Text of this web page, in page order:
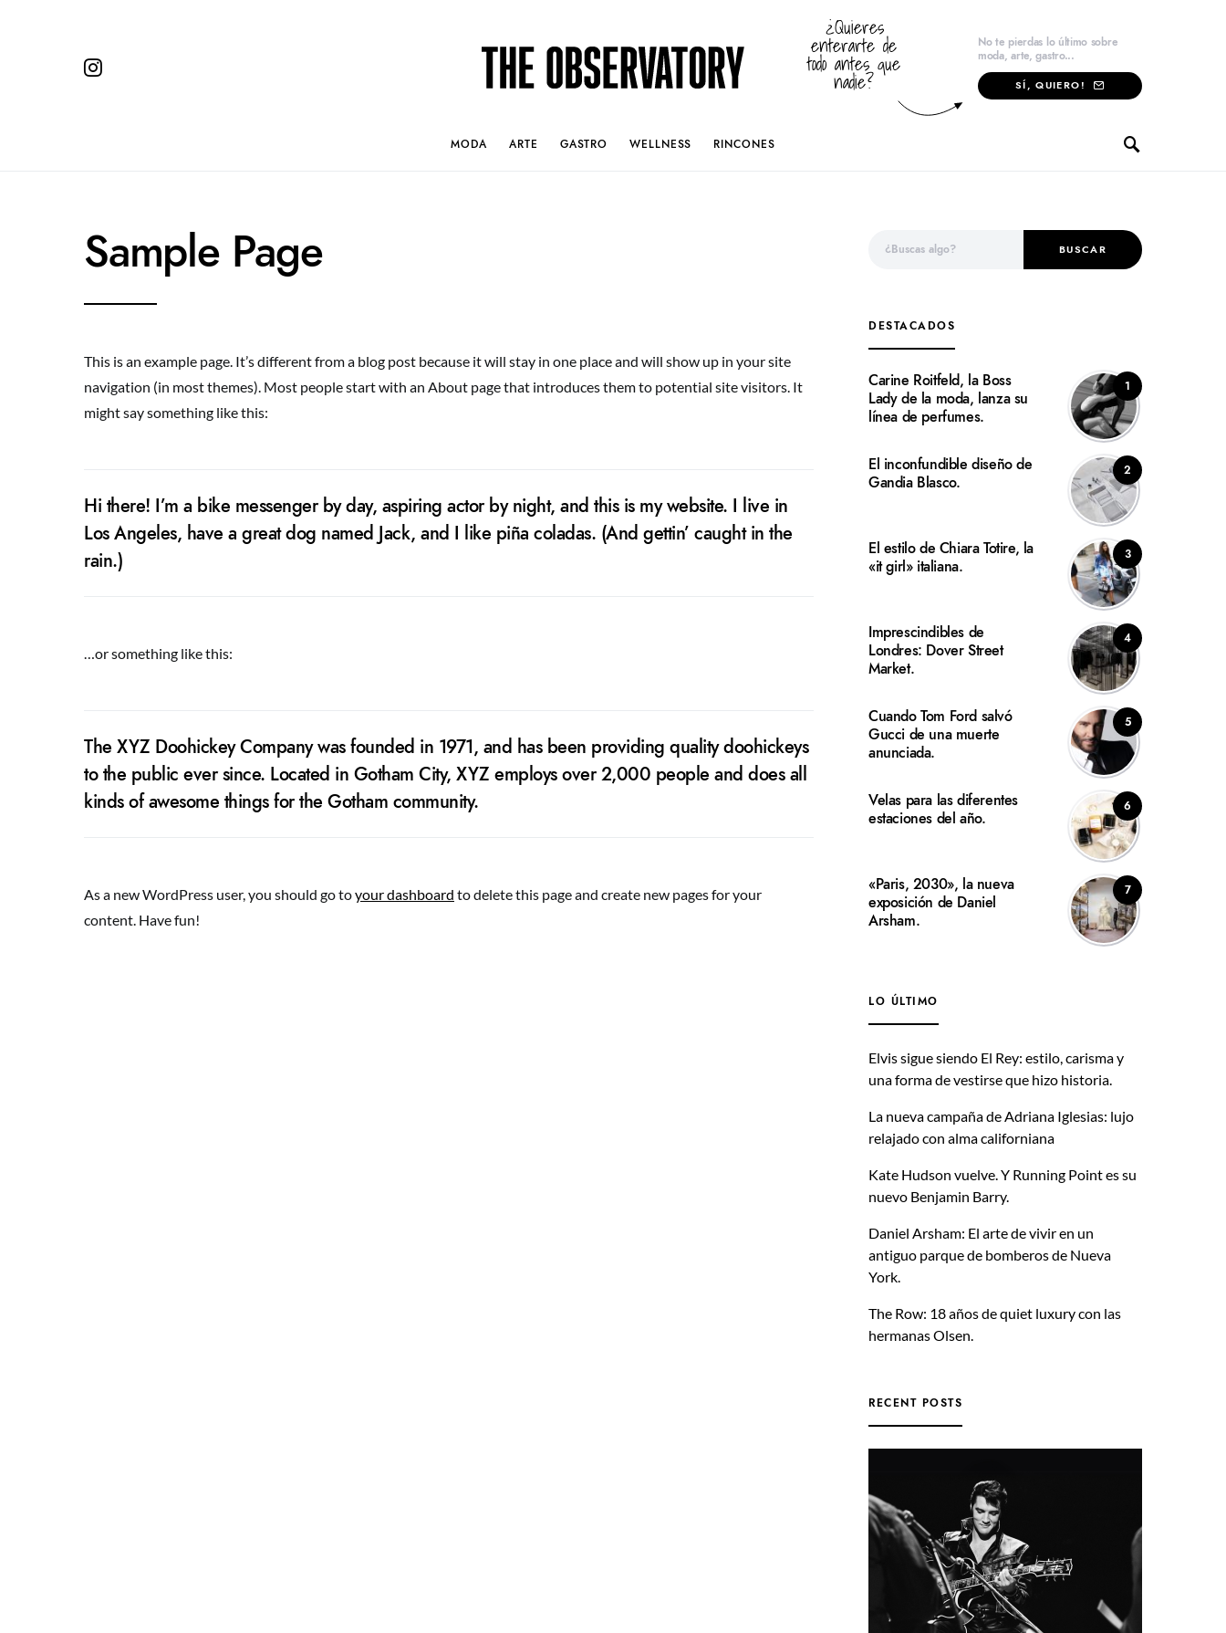
¿Quieres
enterarte de
todo antes que
nadie?
No te pierdas lo último sobre
moda, arte, gastro...
SÍ, QUIERO!
MODA ARTE GASTRO WELLNESS RINCONES
Sample Page
This is an example page. It’s different from a blog post because it will stay in one place and will show up in your site
navigation (in most themes). Most people start with an About page that introduces them to potential site visitors. It
might say something like this:
Hi there! I’m a bike messenger by day, aspiring actor by night, and this is my website. I live in
Los Angeles, have a great dog named Jack, and I like piña coladas. (And gettin’ caught in the
rain.)
…or something like this:
The XYZ Doohickey Company was founded in 1971, and has been providing quality doohickeys
to the public ever since. Located in Gotham City, XYZ employs over 2,000 people and does all
kinds of awesome things for the Gotham community.
As a new WordPress user, you should go toyour dashboard to delete this page and create new pages for your
content. Have fun!
BUSCAR
DESTACADOS
1
Carine Roitfeld, la Boss
Lady de la moda, lanza su
línea de perfumes.
2
El inconfundible diseño de
Gandia Blasco.
3
El estilo de Chiara Totire, la
«it girl» italiana.
4
Imprescindibles de
Londres: Dover Street
Market.
5
Cuando Tom Ford salvó
Gucci de una muerte
anunciada.
6
Velas para las diferentes
estaciones del año.
7
«Paris, 2030», la nueva
exposición de Daniel
Arsham.
LO ÚLTIMO
Elvis sigue siendo El Rey: estilo, carisma y
una forma de vestirse que hizo historia.
La nueva campaña de Adriana Iglesias: lujo
relajado con alma californiana
Kate Hudson vuelve. Y Running Point es su
nuevo Benjamin Barry.
Daniel Arsham: El arte de vivir en un
antiguo parque de bomberos de Nueva
York.
The Row: 18 años de quiet luxury con las
hermanas Olsen.
RECENT POSTS